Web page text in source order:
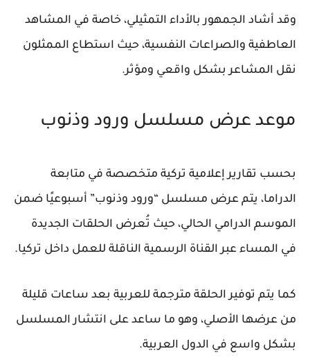
وقد أشاد الجمهور بالأداء التمثيلي، خاصة في المشاهد
العاطفية والصراعات النفسية، حيث استطاع الممثلون
نقل المشاعر بشكل واقعي ومؤثر.
موعد عرض مسلسل ورود وذنوب
بحسب تقارير إعلامية تركية متخصصة في متابعة
الدراما، يتم عرض مسلسل “ورود وذنوب” أسبوعيًا ضمن
الموسم الدرامي الحالي، حيث تُعرض الحلقات الجديدة
في المساء عبر القناة الرسمية الناقلة للعمل داخل تركيا.
كما يتم توفير الحلقة مترجمة للعربية بعد ساعات قليلة
من عرضها الأصلي، وهو ما ساعد على انتشار المسلسل
بشكل واسع في الدول العربية.